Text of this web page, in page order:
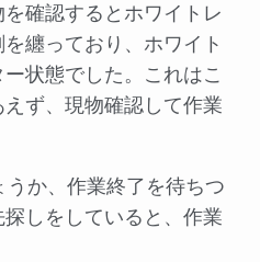
確認するとホワイトレ
纏っており、ホワイト
状態でした。これはこ
ず、現物確認して作業
か、作業終了を待ちつ
しをしていると、作業